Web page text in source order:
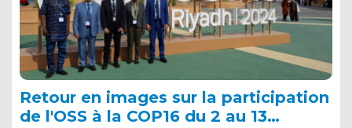
Retour en images sur la participation
de l'OSS à la COP16 du 2 au 13